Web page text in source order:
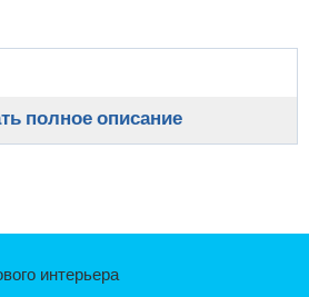
полное описание